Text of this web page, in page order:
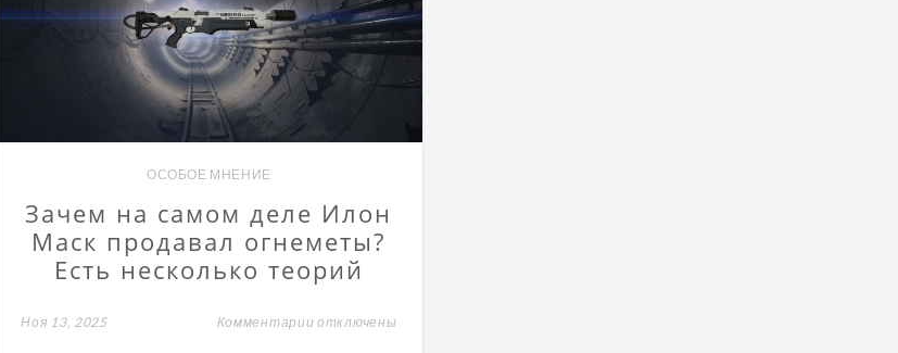
ОСОБОЕ МНЕНИЕ
Зачем на самом деле Илон
Маск продавал огнеметы?
Есть несколько теорий
Ноя 13, 2025 Комментарии к
отключены